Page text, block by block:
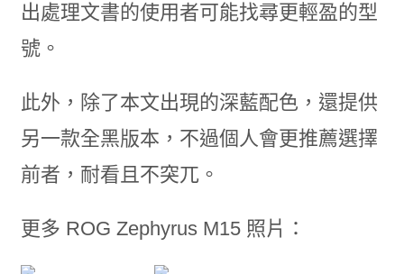
出處理文書的使用者可能找尋更輕盈的型
號。
此外，除了本文出現的深藍配色，還提供
另一款全黑版本，不過個人會更推薦選擇
前者，耐看且不突兀。
更多 ROG Zephyrus M15 照片：